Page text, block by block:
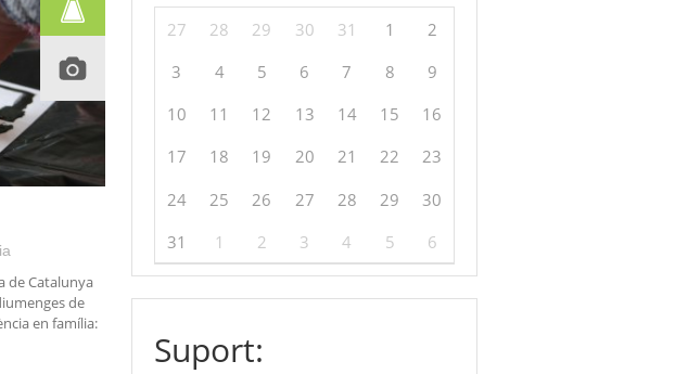
de Catalunya
de
en família:
27 28 29 30 31 1
2
3
4 5 6 7 8
9
10
11 12 13 14 15
16
17
18 19 20 21 22
23
24
25 26 27 28 29
30
31
1 2 3 4 5 6
Suport: